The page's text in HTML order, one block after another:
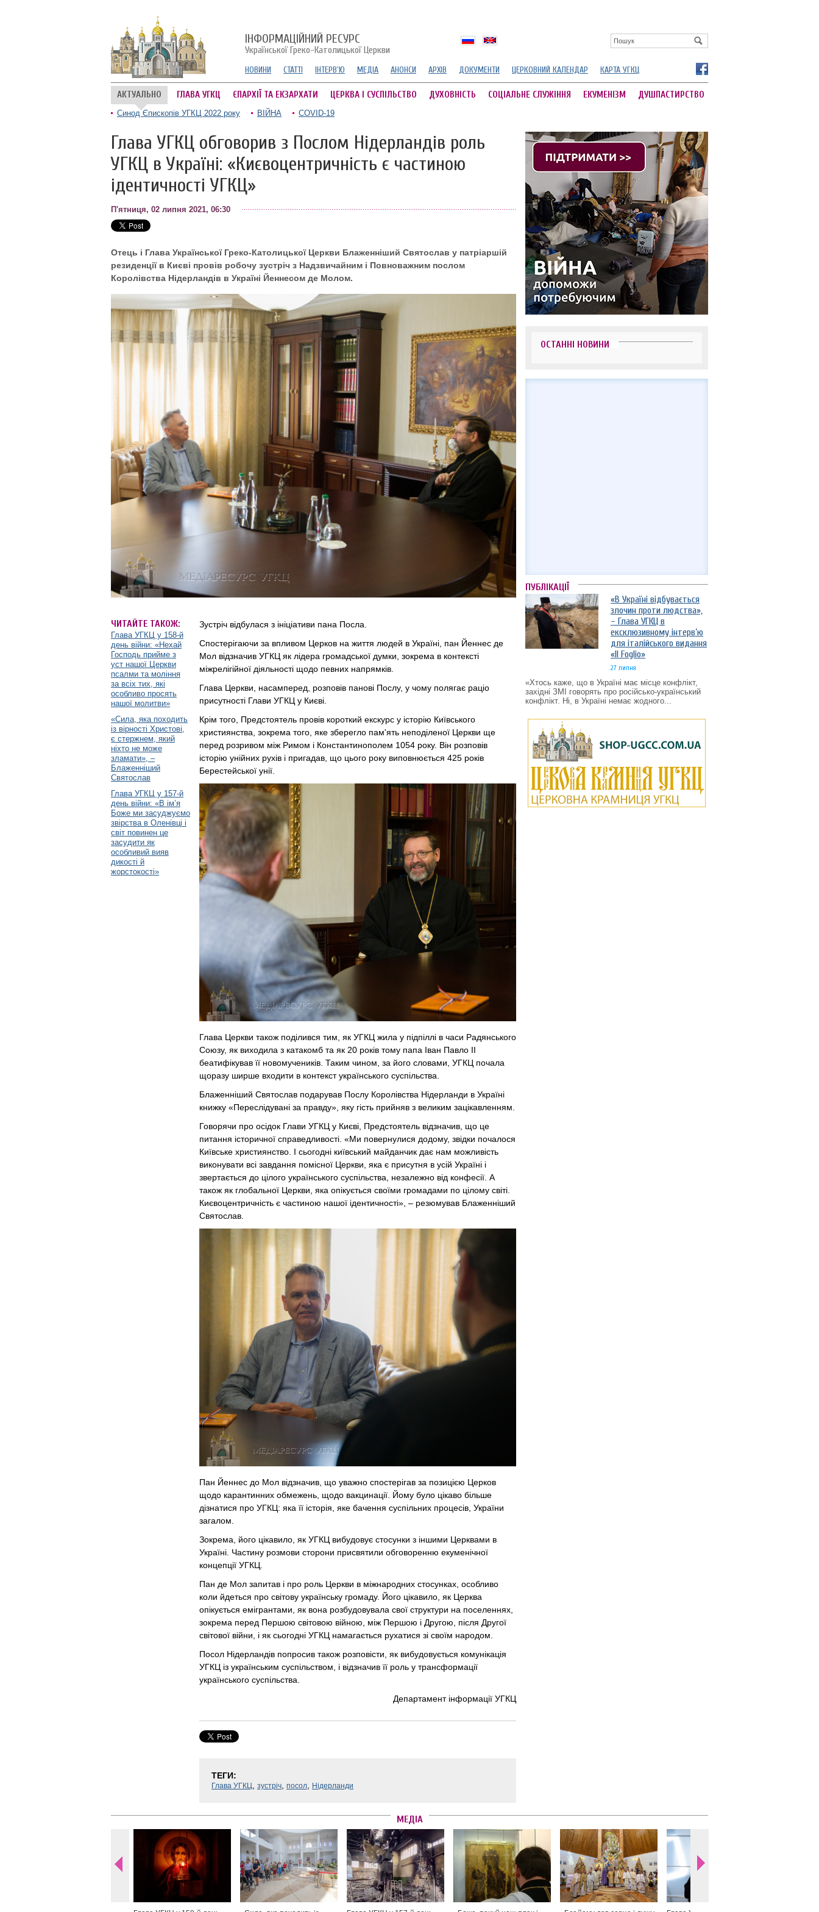
ІНФОРМАЦІЙНИЙ РЕСУРС
Української Греко-Католицької Церкви
НОВИНИ СТАТТІ ІНТЕРВ'Ю МЕДІА АНОНСИ АРХІВ ДОКУМЕНТИ ЦЕРКОВНИЙ КАЛЕНДАР КАРТА УГКЦ
АКТУАЛЬНО ГЛАВА УГКЦ ЄПАРХІЇ ТА ЕКЗАРХАТИ ЦЕРКВА І СУСПІЛЬСТВО ДУХОВНІСТЬ СОЦІАЛЬНЕ СЛУЖІННЯ ЕКУМЕНІЗМ ДУШПАСТИРСТВО
Синод Єпископів УГКЦ 2022 року ВІЙНА COVID-19
Глава УГКЦ обговорив з Послом Нідерландів роль
УГКЦ в Україні: «Києвоцентричність є частиною
ідентичності УГКЦ»
П'ятниця, 02 липня 2021, 06:30
Отець і Глава Української Греко-Католицької Церкви Блаженніший Святослав у патріаршій
резиденції в Києві провів робочу зустріч з Надзвичайним і Повноважним послом
Королівства Нідерландів в Україні Йеннесом де Молом.
ЧИТАЙТЕ ТАКОЖ:
Глава УГКЦ у 158-й
день війни: «Нехай
Господь прийме з
уст нашої Церкви
псалми та моління
за всіх тих, які
особливо просять
нашої молитви»
«Сила, яка походить
із вірності Христові,
є стержнем, який
ніхто не може
зламати», –
Блаженніший
Святослав
Глава УГКЦ у 157-й
день війни: «В ім’я
Боже ми засуджуємо
звірства в Оленівці і
світ повинен це
засудити як
особливий вияв
дикості й
жорстокості»
Зустріч відбулася з ініціативи пана Посла.
Спостерігаючи за впливом Церков на життя людей в Україні, пан Йеннес де
Мол відзначив УГКЦ як лідера громадської думки, зокрема в контексті
міжрелігійної діяльності щодо певних напрямків.
Глава Церкви, насамперед, розповів панові Послу, у чому полягає раціо
присутності Глави УГКЦ у Києві.
Крім того, Предстоятель провів короткий екскурс у історію Київського
християнства, зокрема того, яке зберегло пам'ять неподіленої Церкви ще
перед розривом між Римом і Константинополем 1054 року. Він розповів
історію унійних рухів і пригадав, що цього року виповнюється 425 років
Берестейської унії.
Глава Церкви також поділився тим, як УГКЦ жила у підпіллі в часи Радянського
Союзу, як виходила з катакомб та як 20 років тому папа Іван Павло ІІ
беатифікував її новомучеників. Таким чином, за його словами, УГКЦ почала
щоразу ширше входити в контекст українського суспільства.
Блаженніший Святослав подарував Послу Королівства Нідерланди в Україні
книжку «Переслідувані за правду», яку гість прийняв з великим зацікавленням.
Говорячи про осідок Глави УГКЦ у Києві, Предстоятель відзначив, що це
питання історичної справедливості. «Ми повернулися додому, звідки почалося
Київське християнство. І сьогодні київський майданчик дає нам можливість
виконувати всі завдання помісної Церкви, яка є присутня в усій Україні і
звертається до цілого українського суспільства, незалежно від конфесії. А
також як глобальної Церкви, яка опікується своїми громадами по цілому світі.
Києвоцентричність є частиною нашої ідентичності», – резюмував Блаженніший
Святослав.
Пан Йеннес до Мол відзначив, що уважно спостерігав за позицією Церков
щодо карантинних обмежень, щодо вакцинації. Йому було цікаво більше
дізнатися про УГКЦ: яка її історія, яке бачення суспільних процесів, України
загалом.
Зокрема, його цікавило, як УГКЦ вибудовує стосунки з іншими Церквами в
Україні. Частину розмови сторони присвятили обговоренню екуменічної
концепції УГКЦ.
Пан де Мол запитав і про роль Церкви в міжнародних стосунках, особливо
коли йдеться про світову українську громаду. Його цікавило, як Церква
опікується емігрантами, як вона розбудовувала свої структури на поселеннях,
зокрема перед Першою світовою війною, між Першою і Другою, після Другої
світової війни, і як сьогодні УГКЦ намагається рухатися зі своїм народом.
Посол Нідерландів попросив також розповісти, як вибудовується комунікація
УГКЦ із українським суспільством, і відзначив її роль у трансформації
українського суспільства.
Департамент інформації УГКЦ
ТЕГИ:
Глава УГКЦ зустріч посол Нідерланди
ОСТАННІ НОВИНИ
ПУБЛІКАЦІЇ
«В Україні відбувається
злочин проти людства»,
– Глава УГКЦ в
ексклюзивному інтерв’ю
для італійського видання
«Il Foglio»
27 липня
«Хтось каже, що в Україні має місце конфлікт,
західні ЗМІ говорять про російсько-український
конфлікт. Ні, в Україні немає жодного...
МЕДІА